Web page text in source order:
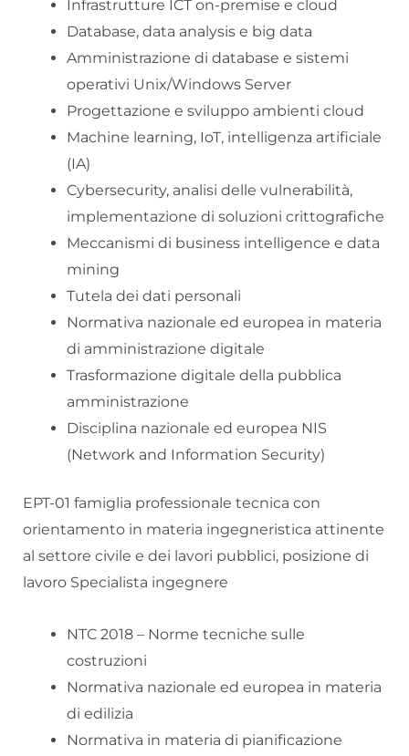
Infrastrutture ICT on-premise e cloud
Database, data analysis e big data
Amministrazione di database e sistemi
operativi Unix/Windows Server
Progettazione e sviluppo ambienti cloud
Machine learning, IoT, intelligenza artificiale
(IA)
Cybersecurity, analisi delle vulnerabilità,
implementazione di soluzioni crittografiche
Meccanismi di business intelligence e data
mining
Tutela dei dati personali
Normativa nazionale ed europea in materia
di amministrazione digitale
Trasformazione digitale della pubblica
amministrazione
Disciplina nazionale ed europea NIS
(Network and Information Security)
EPT-01 famiglia professionale tecnica con
orientamento in materia ingegneristica attinente
al settore civile e dei lavori pubblici, posizione di
lavoro Specialista ingegnere
NTC 2018 – Norme tecniche sulle
costruzioni
Normativa nazionale ed europea in materia
di edilizia
Normativa in materia di pianificazione